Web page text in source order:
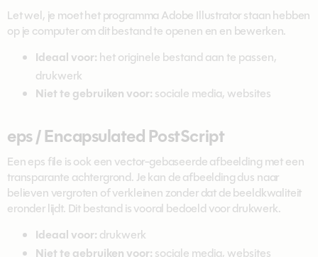
Let wel, je moet het programma Adobe Illustrator staan hebben
op je computer om dit bestand te openen en en bewerken.
Ideaal voor: het originele bestand aan te passen,
drukwerk
Niet te gebruiken voor: sociale media, websites
eps / Encapsulated PostScript
Een eps file is ook een vector-gebaseerde afbeelding met een
transparante achtergrond. Je kan de afbeelding dus naar
believen vergroten of verkleinen zonder dat de beeldkwaliteit
eronder lijdt. Dit bestand is vooral bedoeld voor drukwerk.
Ideaal voor: drukwerk
Niet te gebruiken voor: sociale media, websites